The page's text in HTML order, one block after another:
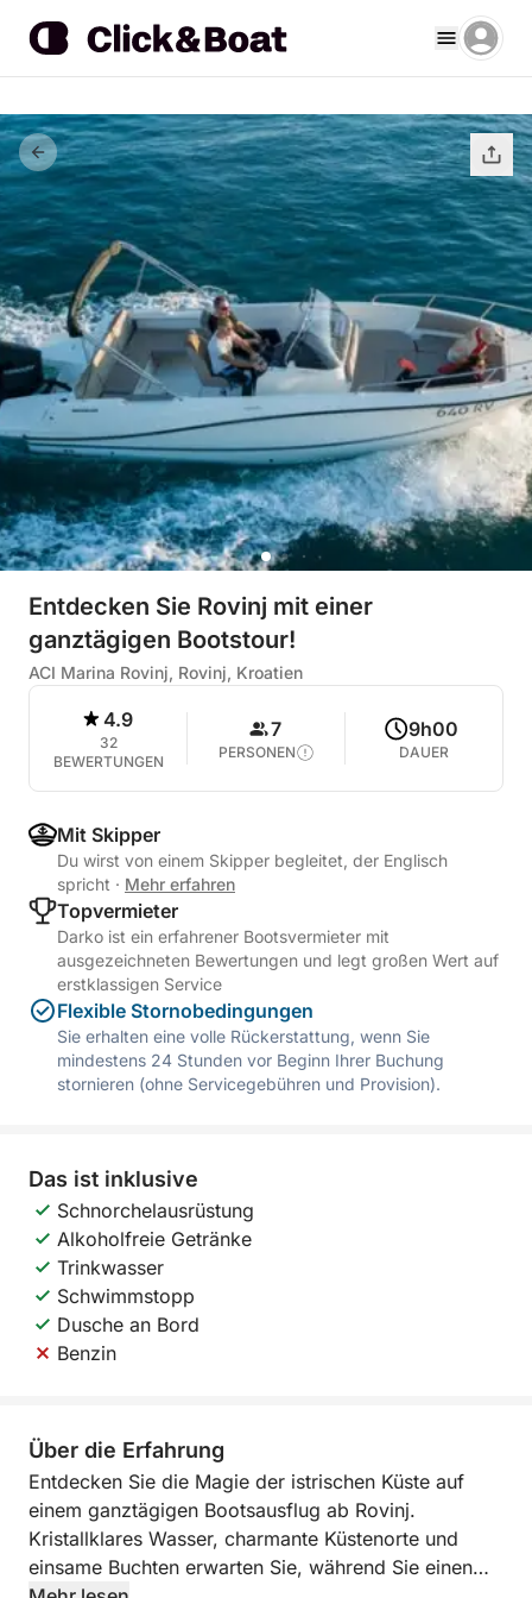
Entdecken Sie Rovinj mit einer
ganztägigen Bootstour!
ACI Marina Rovinj, Rovinj, Kroatien
4.9
32
BEWERTUNGEN
7
PERSONEN
9h00
DAUER
Mit Skipper
Du wirst von einem Skipper begleitet, der Englisch
spricht · Mehr erfahren
Topvermieter
Darko ist ein erfahrener Bootsvermieter mit
ausgezeichneten Bewertungen und legt großen Wert auf
erstklassigen Service
Flexible Stornobedingungen
Sie erhalten eine volle Rückerstattung, wenn Sie
mindestens 24 Stunden vor Beginn Ihrer Buchung
stornieren (ohne Servicegebühren und Provision).
Das ist inklusive
Schnorchelausrüstung
Alkoholfreie Getränke
Trinkwasser
Schwimmstopp
Dusche an Bord
Benzin
Über die Erfahrung
Entdecken Sie die Magie der istrischen Küste auf
einem ganztägigen Bootsausflug ab Rovinj.
Kristallklares Wasser, charmante Küstenorte und
einsame Buchten erwarten Sie, während Sie einen